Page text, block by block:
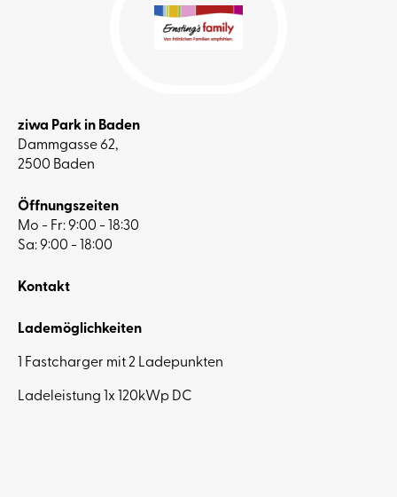
ziwa Park in Baden
Dammgasse 62,
2500 Baden
Öffnungszeiten
Mo - Fr: 9:00 - 18:30
Sa: 9:00 - 18:00
Kontakt
Lademöglichkeiten
1 Fastcharger mit 2 Ladepunkten
Ladeleistung 1x 120kWp DC